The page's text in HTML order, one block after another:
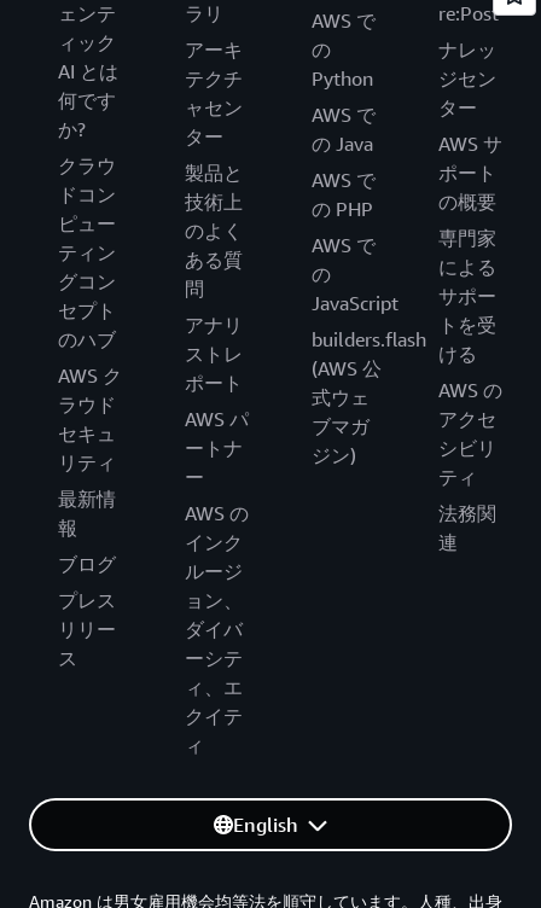
ェンテ
ィック
AI とは
何です
か?
クラウ
ドコン
ピュー
ティン
グコン
セプト
のハブ
AWS ク
ラウド
セキュ
リティ
最新情
報
ブログ
プレス
リリー
ス
ラリ
アーキ
テクチ
ャセン
ター
製品と
技術上
のよく
ある質
問
アナリ
ストレ
ポート
AWS パ
ートナ
ー
AWS の
インク
ルージ
ョン、
ダイバ
ーシテ
ィ、エ
クイテ
ィ
AWS で
の
Python
AWS で
の Java
AWS で
の PHP
AWS で
の
JavaScript
builders.flash
(AWS 公
式ウェ
ブマガ
ジン)
re:Post
ナレッ
ジセン
ター
AWS サ
ポート
の概要
専門家
による
サポー
トを受
ける
AWS の
アクセ
シビリ
ティ
法務関
連
English
Amazon は男女雇用機会均等法を順守しています。人種、出身